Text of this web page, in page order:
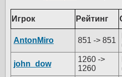
Игрок Рейтинг
AntonMiro 851 -> 851
john_dow
1260 ->
1260